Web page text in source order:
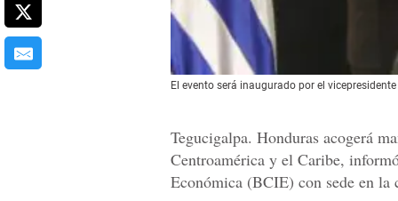
El evento será inaugurado por el
Tegucigalpa. Honduras acogerá
Centroamérica y el Caribe,
Económica (BCIE) con sede en la